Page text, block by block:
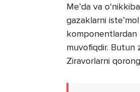
Me’da va
gazaklarni
komponentlardan
muvofiqdir. Butun
Ziravorlarni